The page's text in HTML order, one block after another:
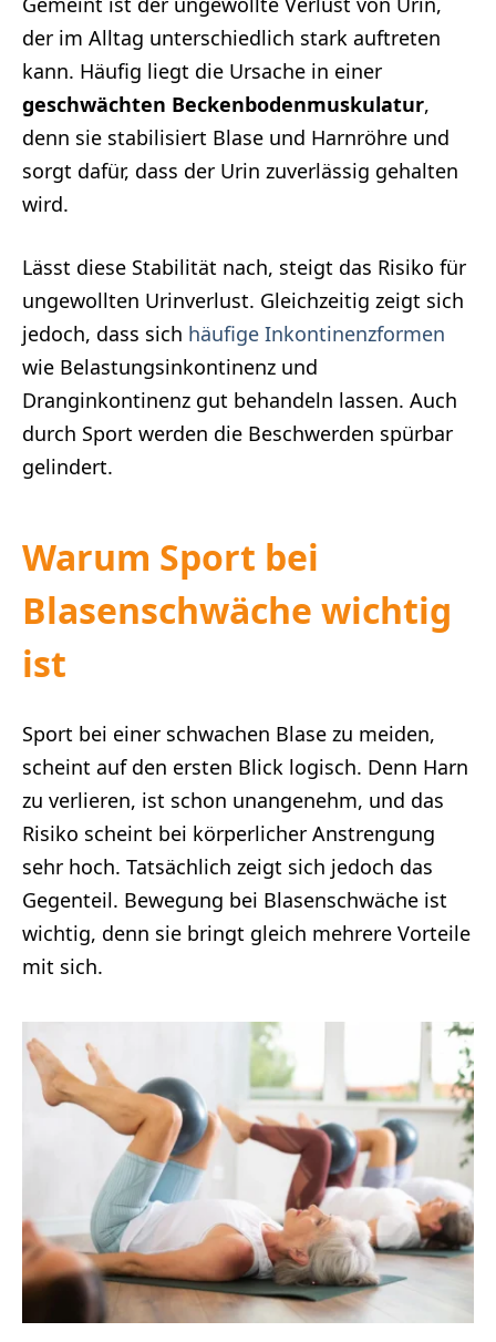
der im Alltag unterschiedlich stark auftreten
kann. Häufig liegt die Ursache in einer
geschwächten Beckenbodenmuskulatur,
denn sie stabilisiert Blase und Harnröhre und
sorgt dafür, dass der Urin zuverlässig gehalten
wird.
Lässt diese Stabilität nach, steigt das Risiko für
ungewollten Urinverlust. Gleichzeitig zeigt sich
jedoch, dass sich häufige Inkontinenzformen
wie Belastungsinkontinenz und
Dranginkontinenz gut behandeln lassen. Auch
durch Sport werden die Beschwerden spürbar
gelindert.
Warum Sport bei
Blasenschwäche wichtig
ist
Sport bei einer schwachen Blase zu meiden,
scheint auf den ersten Blick logisch. Denn Harn
zu verlieren, ist schon unangenehm, und das
Risiko scheint bei körperlicher Anstrengung
sehr hoch. Tatsächlich zeigt sich jedoch das
Gegenteil. Bewegung bei Blasenschwäche ist
wichtig, denn sie bringt gleich mehrere Vorteile
mit sich.